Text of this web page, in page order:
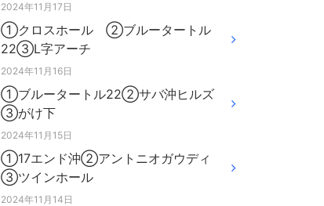
2024年11月17日
①クロスホール ②ブルータートル
22③L字アーチ
2024年11月16日
①ブルータートル22②サバ沖ヒルズ
③がけ下
2024年11月15日
①17エンド沖②アントニオガウディ
③ツインホール
2024年11月14日